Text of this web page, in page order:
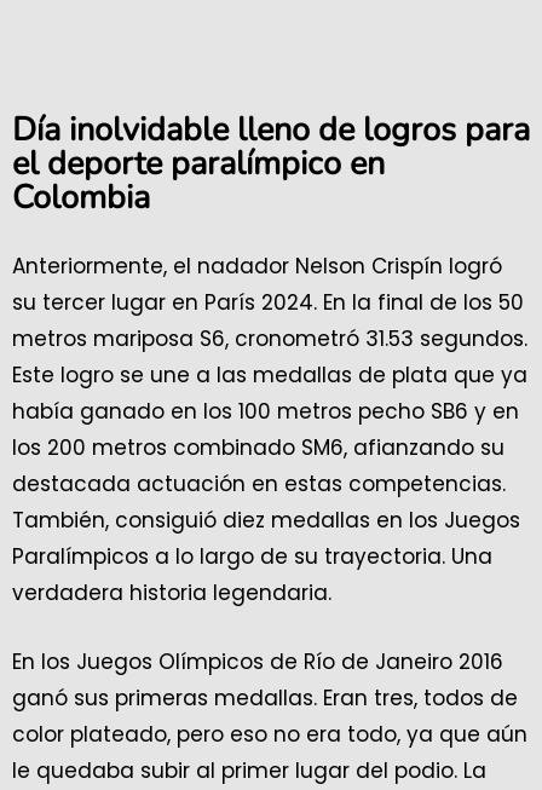
Día inolvidable lleno de logros para
el deporte paralímpico en
Colombia
Anteriormente, el nadador Nelson Crispín logró
su tercer lugar en París 2024. En la final de los 50
metros mariposa S6, cronometró 31.53 segundos.
Este logro se une a las medallas de plata que ya
había ganado en los 100 metros pecho SB6 y en
los 200 metros combinado SM6, afianzando su
destacada actuación en estas competencias.
También, consiguió diez medallas en los Juegos
Paralímpicos a lo largo de su trayectoria. Una
verdadera historia legendaria.
En los Juegos Olímpicos de Río de Janeiro 2016
ganó sus primeras medallas. Eran tres, todos de
color plateado, pero eso no era todo, ya que aún
le quedaba subir al primer lugar del podio. La